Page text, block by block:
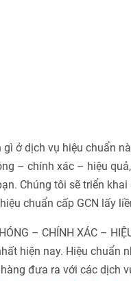
ở dịch vụ hiệu chuẩn
– chính xác – hiệu
Chúng tôi sẽ triển
chuẩn cấp GCN lấy
– CHÍNH XÁC –
hiện nay. Hiệu chuẩn
đưa ra với các dịch